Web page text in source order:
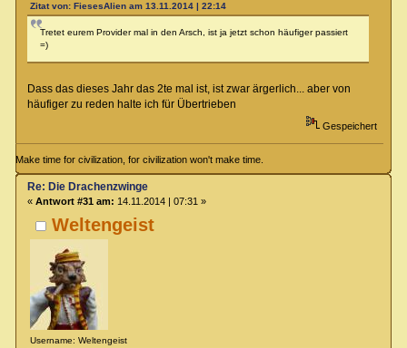
Zitat von: FiesesAlien am 13.11.2014 | 22:14
Tretet eurem Provider mal in den Arsch, ist ja jetzt schon häufiger passiert
=)
Dass das dieses Jahr das 2te mal ist, ist zwar ärgerlich... aber von
häufiger zu reden halte ich für Übertrieben
Gespeichert
Make time for civilization, for civilization won't make time.
Weltengeist
Username: Weltengeist
Re: Die Drachenzwinge
« Antwort #31 am: 14.11.2014 | 07:31 »